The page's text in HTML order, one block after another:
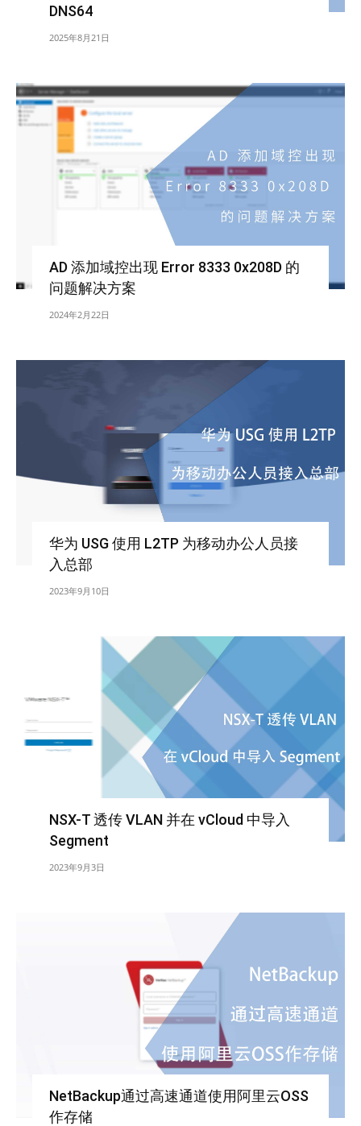
DNS64
2025年8月21日
AD 添加域控出现 Error 8333 0x208D 的
问题解决方案
2024年2月22日
华为 USG 使用 L2TP 为移动办公人员接
入总部
2023年9月10日
NSX-T 透传 VLAN 并在 vCloud 中导入
Segment
2023年9月3日
NetBackup通过高速通道使用阿里云OSS
作存储